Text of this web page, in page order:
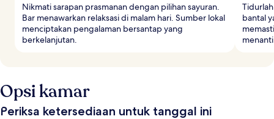
Nikmati sarapan prasmanan dengan pilihan sayuran.
Bar menawarkan relaksasi di malam hari. Sumber lokal
menciptakan pengalaman bersantap yang
berkelanjutan.
bantal
Opsi kamar
Periksa ketersediaan untuk tanggal ini